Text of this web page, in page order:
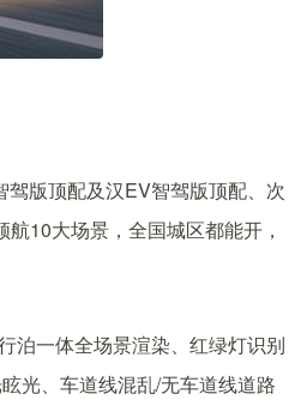
版顶配及汉EV智驾版顶配、次
10大场景，全国城区都能开，
泊一体全场景渲染、红绿灯识别
光、车道线混乱/无车道线道路